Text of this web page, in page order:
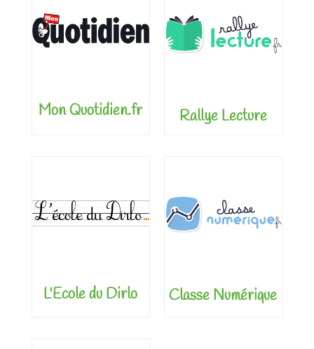
Mon Quotidien.fr Rallye Lecture
L'Ecole du Dirlo Classe Numérique